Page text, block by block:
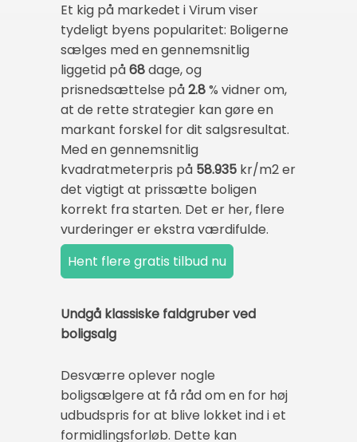
Et kig på markedet i Virum viser
tydeligt byens popularitet: Boligerne
sælges med en gennemsnitlig
liggetid på68dage, og
prisnedsættelse på2.8% vidner om,
at de rette strategier kan gøre en
markant forskel for dit salgsresultat.
Med en gennemsnitlig
kvadratmeterpris på 58.935 kr/m2 er
det vigtigt at prissætte boligen
korrekt fra starten. Det er her, flere
vurderinger er ekstra værdifulde.
Undgå klassiske faldgruber ved
boligsalg
Desværre oplever nogle
boligsælgere at få råd om en for høj
udbudspris for at blive lokket ind i et
formidlingsforløb. Dette kan